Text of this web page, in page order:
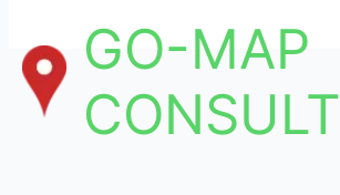
contenu
GO-MAP
CONSULT